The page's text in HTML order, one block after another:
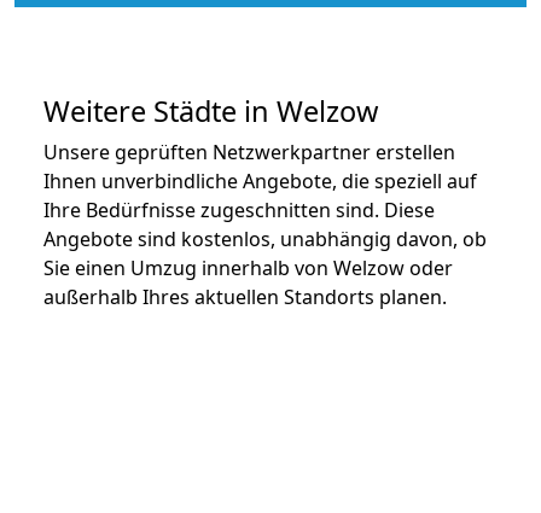
Weitere Städte in Welzow
Unsere geprüften Netzwerkpartner erstellen
Ihnen unverbindliche Angebote, die speziell auf
Ihre Bedürfnisse zugeschnitten sind. Diese
Angebote sind kostenlos, unabhängig davon, ob
Sie einen Umzug innerhalb von Welzow oder
außerhalb Ihres aktuellen Standorts planen.